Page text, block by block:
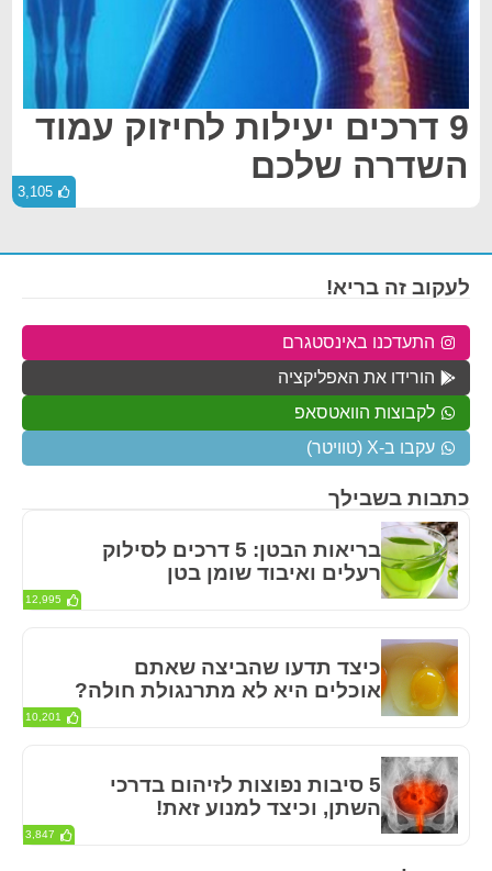
9 דרכים יעילות לחיזוק עמוד
השדרה שלכם
3,105
כתבות בשבילך
בריאות הבטן: 5 דרכים לסילוק
רעלים ואיבוד שומן בטן
12,995
כיצד תדעו שהביצה שאתם
אוכלים היא לא מתרנגולת חולה?
10,201
5 סיבות נפוצות לזיהום בדרכי
השתן, וכיצד למנוע זאת!
3,847
לעקוב זה בריא!
התעדכנו באינסטגרם
הורידו את האפליקציה
לקבוצות הוואטסאפ
עקבו ב-X (טוויטר)